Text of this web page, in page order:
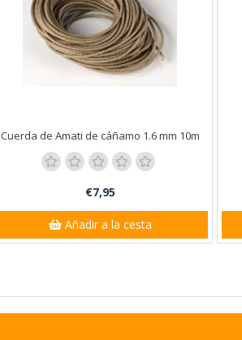
Cuerda de Amati de cáñamo 1.6 mm 10m
€7,95
Añadir a la cesta